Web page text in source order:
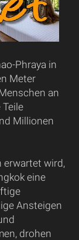
Phraya in
Meter
an
Millionen
erwartet wird,
eine
Ansteigen
drohen